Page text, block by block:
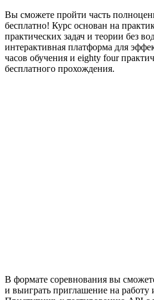
Вы сможете пройти часть
бесплатно! Курс основан на
практических задач и теории без
интерактивная платформа для
часов обучения и eighty four
бесплатного прохождения.
В формате соревнования вы
и выиграть приглашение на